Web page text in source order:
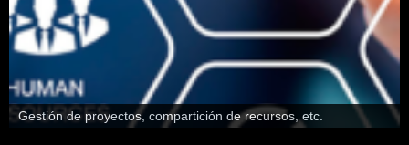
Gestión de proyectos, compartición de recursos, etc.